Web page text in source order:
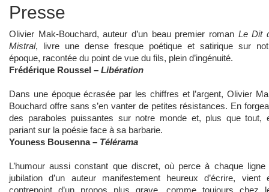
Presse
Olivier Mak-Bouchard, auteur d’un beau premier roman Le Dit
Mistral, livre une dense fresque poétique et satirique sur
époque, racontée du point de vue du fils, plein d’ingénuité.
Frédérique Roussel – Libération
Dans une époque écrasée par les chiffres et l’argent, Olivier
Bouchard offre sans s’en vanter de petites résistances. En
des paraboles puissantes sur notre monde et, plus que tout,
pariant sur la poésie face à sa barbarie.
Youness Bousenna – Télérama
L’humour aussi constant que discret, où perce à chaque ligne
jubilation d’un auteur manifestement heureux d’écrire, vient